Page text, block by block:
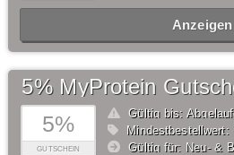
Anzeigen
5%
GUTSCHEIN
5% MyProtein
Gültig bis:
Mindestbestellwert:
Gültig für: Neu- &